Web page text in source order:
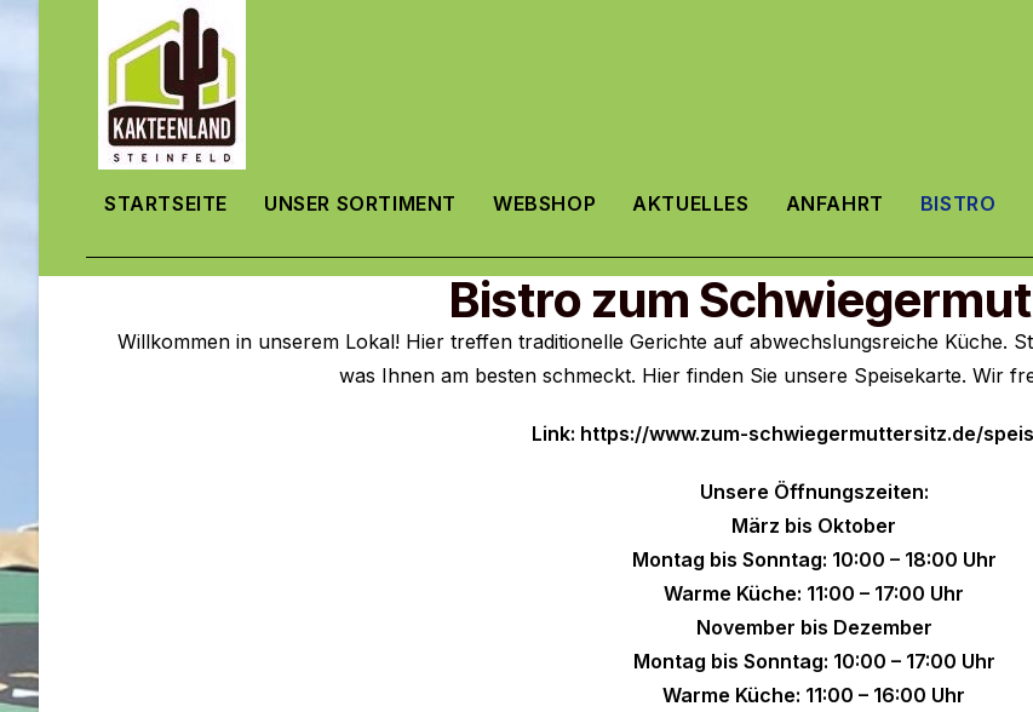
STARTSEITE UNSER SORTIMENT WEBSHOP AKTUELLES ANFAHRT BISTRO
Bistro zum
Willkommen in unserem Lokal! Hier treffen traditionelle Gerichte auf abwechslungsreiche Küche.
was Ihnen am besten schmeckt. Hier finden Sie unsere Speisekarte. Wir
Link: https://www.zum-schwiegermuttersitz.de/
Unsere Öffnungszeiten:
März bis Oktober
Montag bis Sonntag: 10:00 – 18:00 Uhr
Warme Küche: 11:00 – 17:00 Uhr
November bis Dezember
Montag bis Sonntag: 10:00 – 17:00 Uhr
Warme Küche: 11:00 – 16:00 Uhr